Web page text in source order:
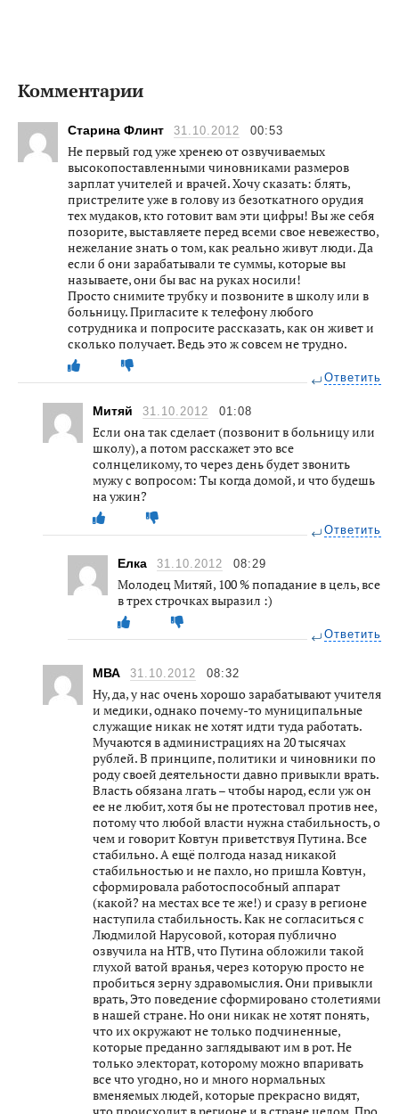
Комментарии
Старина Флинт 31.10.2012 00:53
Не первый год уже хренею от озвучиваемых
высокопоставленными чиновниками размеров
зарплат учителей и врачей. Хочу сказать: блять,
пристрелите уже в голову из безоткатного орудия
тех мудаков, кто готовит вам эти цифры! Вы же себя
позорите, выставляете перед всеми свое невежество,
нежелание знать о том, как реально живут люди. Да
если б они зарабатывали те суммы, которые вы
называете, они бы вас на руках носили!
Просто снимите трубку и позвоните в школу или в
больницу. Пригласите к телефону любого
сотрудника и попросите рассказать, как он живет и
сколько получает. Ведь это ж совсем не трудно.
Ответить
Митяй 31.10.2012 01:08
Если она так сделает (позвонит в больницу или
школу), а потом расскажет это все
солнцеликому, то через день будет звонить
мужу с вопросом: Ты когда домой, и что будешь
на ужин?
Ответить
Елка 31.10.2012 08:29
Молодец Митяй, 100 % попадание в цель, все
в трех строчках выразил :)
Ответить
МВА 31.10.2012 08:32
Ну, да, у нас очень хорошо зарабатывают учителя
и медики, однако почему-то муниципальные
служащие никак не хотят идти туда работать.
Мучаются в администрациях на 20 тысячах
рублей. В принципе, политики и чиновники по
роду своей деятельности давно привыкли врать.
Власть обязана лгать – чтобы народ, если уж он
ее не любит, хотя бы не протестовал против нее,
потому что любой власти нужна стабильность, о
чем и говорит Ковтун приветствуя Путина. Все
стабильно. А ещё полгода назад никакой
стабильностью и не пахло, но пришла Ковтун,
сформировала работоспособный аппарат
(какой? на местах все те же!) и сразу в регионе
наступила стабильность. Как не согласиться с
Людмилой Нарусовой, которая публично
озвучила на НТВ, что Путина обложили такой
глухой ватой вранья, через которую просто не
пробиться зерну здравомыслия. Они привыкли
врать, Это поведение сформировано столетиями
в нашей стране. Но они никак не хотят понять,
что их окружают не только подчиненные,
которые преданно заглядывают им в рот. Не
только электорат, которому можно впаривать
все что угодно, но и много нормальных
вменяемых людей, которые прекрасно видят,